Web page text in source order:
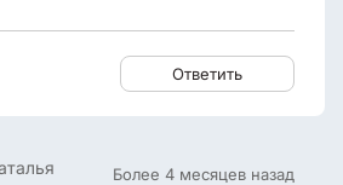
Ответить
Более 4 месяцев назад